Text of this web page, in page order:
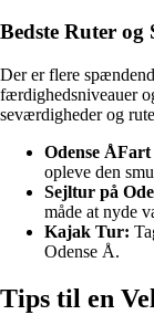
Bedste Ruter
Der er flere
færdighedsniveauer
seværdigheder og
Odense
opleve den
Sejltur på
måde at nyde
Kajak Tur:
Odense Å.
Tips til en